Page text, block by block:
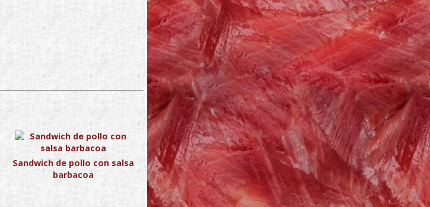
Sandwich de pollo con salsa
barbacoa